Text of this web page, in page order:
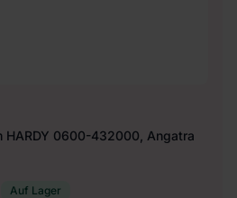
HARDY 0600-432000, Angatra
Auf Lager